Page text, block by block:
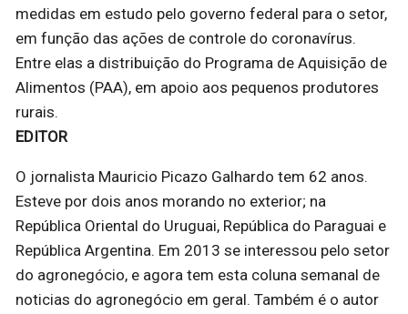
medidas em estudo pelo governo federal para o setor,
em função das ações de controle do coronavírus.
Entre elas a distribuição do Programa de Aquisição de
Alimentos (PAA), em apoio aos pequenos produtores
rurais.
EDITOR
O jornalista Mauricio Picazo Galhardo tem 62 anos.
Esteve por dois anos morando no exterior; na
República Oriental do Uruguai, República do Paraguai e
República Argentina. Em 2013 se interessou pelo setor
do agronegócio, e agora tem esta coluna semanal de
noticias do agronegócio em geral. Também é o autor